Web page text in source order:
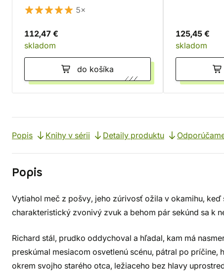
5×
112,47 €
skladom
do košíka
125,45 €
skladom
Popis Knihy v sérii Detaily produktu
Popis
Vytiahol meč z pošvy, jeho zúrivosť ožila v okamihu, keď
charakteristický zvonivý zvuk a behom pár sekúnd sa k
Richard stál, prudko oddychoval a hľadal, kam má
preskúmal mesiacom osvetlenú scénu, pátral po
okrem svojho starého otca, ležiaceho bez hlavy